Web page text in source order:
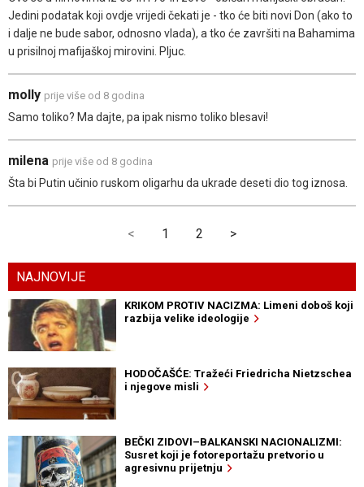
Jedini podatak koji ovdje vrijedi čekati je - tko će biti novi Don (ako to
i dalje ne bude sabor, odnosno vlada), a tko će završiti na Bahamima
u prisilnoj mafijaškoj mirovini. Pljuc.
molly prije više od 8 godina
Samo toliko? Ma dajte, pa ipak nismo toliko blesavi!
milena prije više od 8 godina
Šta bi Putin učinio ruskom oligarhu da ukrade deseti dio tog iznosa.
< 1 2 >
NAJNOVIJE
KRIKOM PROTIV NACIZMA: Limeni doboš koji
razbija velike ideologije
HODOČAŠĆE: Tražeći Friedricha Nietzschea
i njegove misli
BEČKI ZIDOVI–BALKANSKI NACIONALIZMI:
Susret koji je fotoreportažu pretvorio u
agresivnu prijetnju